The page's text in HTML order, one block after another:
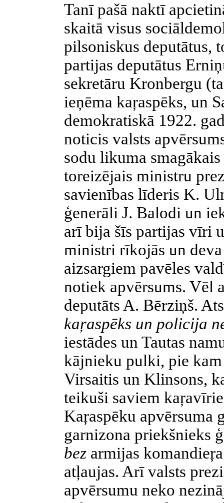
Tanī pašā naktī
skaitā visus
pilsoniskus deputātus,
partijas deputātus
sekretāru Kronbergu
ieņēma kaŗaspēks, un
demokratiskā 1922.
noticis valsts
sodu likuma
toreizējais ministru
savienības līderis K.
ģenerāli J. Balodi un
arī bija šīs partijas vīri
ministri rīkojās un
aizsargiem pavēles
notiek apvērsums. Vēl
deputāts A. Bērziņš.
kaŗaspēks un policija
iestādes un Tautas
kājnieku pulki, pie
Virsaitis un Klinsons,
teikuši saviem
Kaŗaspēku apvērsuma
garnizona priekšnieks
bez armijas
atļaujas. Arī valsts
apvērsumu neko